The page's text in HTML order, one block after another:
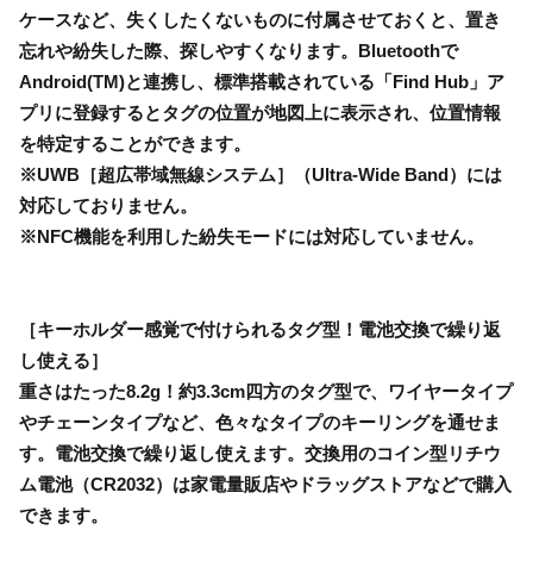
ケースなど、失くしたくないものに付属させておくと、置き
忘れや紛失した際、探しやすくなります。Bluetoothで
Android(TM)と連携し、標準搭載されている「Find Hub」ア
プリに登録するとタグの位置が地図上に表示され、位置情報
を特定することができます。
※UWB［超広帯域無線システム］（Ultra-Wide Band）には
対応しておりません。
※NFC機能を利用した紛失モードには対応していません。
［キーホルダー感覚で付けられるタグ型！電池交換で繰り返
し使える］
重さはたった8.2g！約3.3cm四方のタグ型で、ワイヤータイプ
やチェーンタイプなど、色々なタイプのキーリングを通せま
す。電池交換で繰り返し使えます。交換用のコイン型リチウ
ム電池（CR2032）は家電量販店やドラッグストアなどで購入
できます。